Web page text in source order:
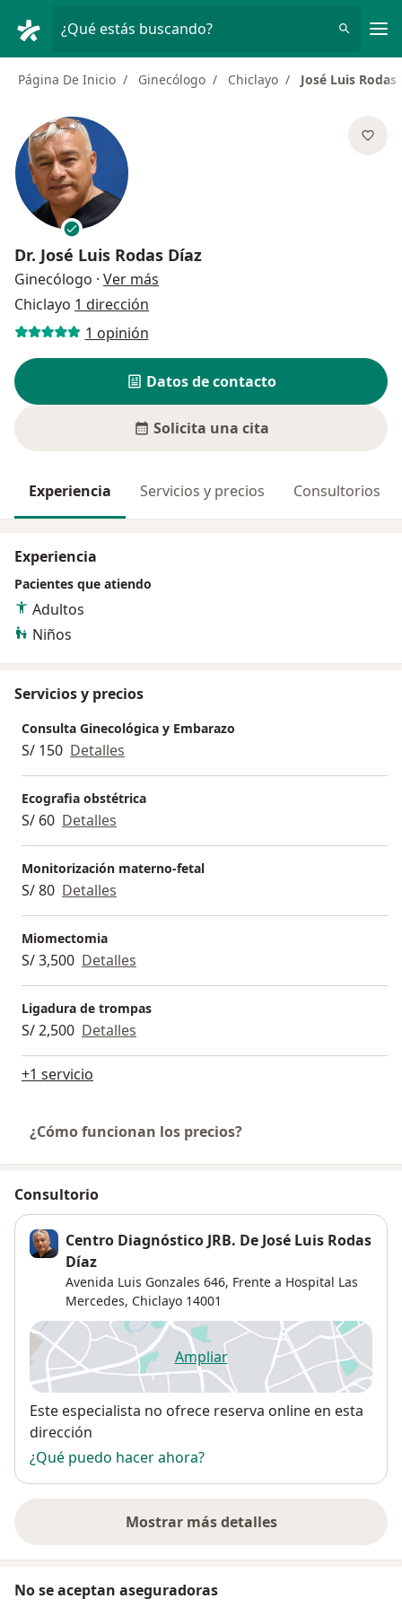
¿Qué estás buscando?
Página De Inicio Ginecólogo Chiclayo José Luis Rodas
Dr. José Luis Rodas Díaz
Ginecólogo · Ver más
Chiclayo 1 dirección
1 opinión
Datos de contacto
Solicita una cita
Experiencia Servicios y precios Consultorios
Experiencia
Pacientes que atiendo
Adultos
Niños
Servicios y precios
Consulta Ginecológica y Embarazo
S/ 150 Detalles
Ecografia obstétrica
S/ 60 Detalles
Monitorización materno-fetal
S/ 80 Detalles
Miomectomia
S/ 3,500 Detalles
Ligadura de trompas
S/ 2,500 Detalles
+1 servicio
¿Cómo funcionan los precios?
Consultorio
Centro Diagnóstico JRB. De José Luis Rodas
Díaz
Avenida Luis Gonzales 646, Frente a Hospital Las
Mercedes, Chiclayo 14001
Ampliarse abre en una nueva
Disponibilidad
Este especialista no ofrece reserva online en esta
dirección
¿Qué puedo hacer ahora?
Mostrar más detalles
sobre la dirección
No se aceptan aseguradoras